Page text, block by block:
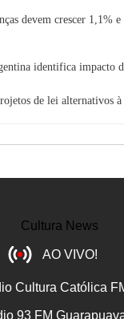
devem crescer 1,1%
identifica impacto
de lei alternativos
AO VIVO!
Cultura Católica
93 FM